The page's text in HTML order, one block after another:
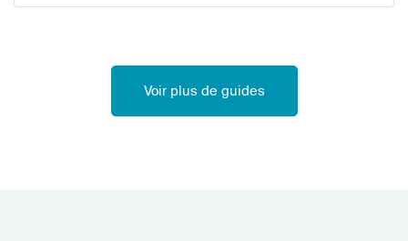
Voir plus de guides